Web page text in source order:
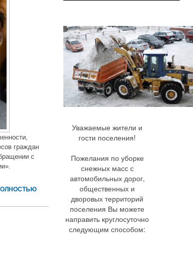
граждан
с
Уважаемые жители и
гости поселения!
Пожелания по уборке
снежных масс с
автомобильных дорог,
общественных и
дворовых территорий
поселения Вы можете
направить круглосуточно
следующим способом: